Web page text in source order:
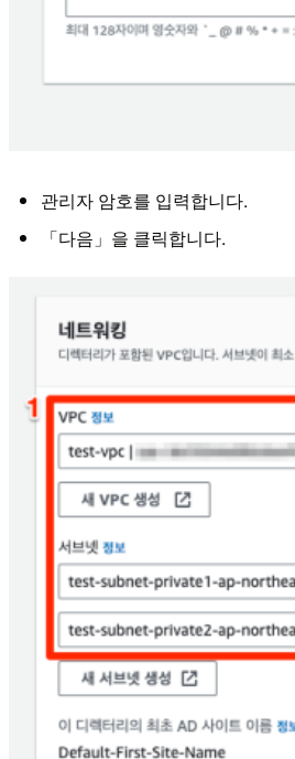
관리자 암호를 입력합니다.
「다음」을 클릭합니다.